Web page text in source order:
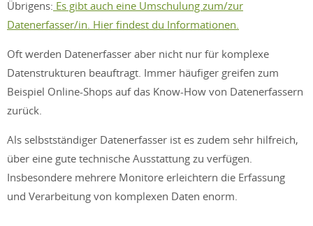
Übrigens: Es gibt auch eine Umschulung zum/zur
Datenerfasser/in. Hier findest du Informationen.
Oft werden Datenerfasser aber nicht nur für komplexe
Datenstrukturen beauftragt. Immer häufiger greifen zum
Beispiel Online-Shops auf das Know-How von Datenerfassern
zurück.
Als selbstständiger Datenerfasser ist es zudem sehr hilfreich,
über eine gute technische Ausstattung zu verfügen.
Insbesondere mehrere Monitore erleichtern die Erfassung
und Verarbeitung von komplexen Daten enorm.